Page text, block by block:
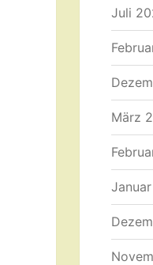
Juli
März